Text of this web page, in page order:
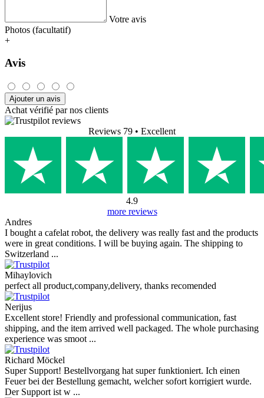
Votre avis
Photos (facultatif)
+
Avis
Ajouter un avis
Achat vérifié par nos clients
Reviews 79 • Excellent
4.9
more reviews
Andres
I bought a cafelat robot, the delivery was really fast and the products
were in great conditions. I will be buying again. The shipping to
Switzerland ...
Mihaylovich
perfect all product,company,delivery, thanks recomended
Nerijus
Excellent store! Friendly and professional communication, fast
shipping, and the item arrived well packaged. The whole purchasing
experience was smoot ...
Richard Möckel
Super Support! Bestellvorgang hat super funktioniert. Ich einen
Feuer bei der Bestellung gemacht, welcher sofort korrigiert wurde.
Der Support ist w ...